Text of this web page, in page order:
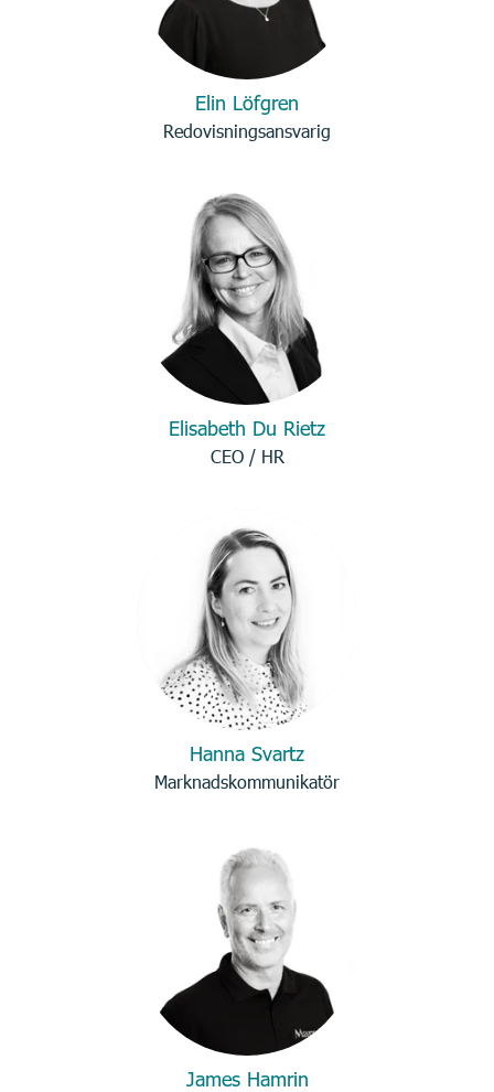
Elin Löfgren
Redovisningsansvarig
Elisabeth Du Rietz
CEO / HR
Hanna Svartz
Marknadskommunikatör
James Hamrin